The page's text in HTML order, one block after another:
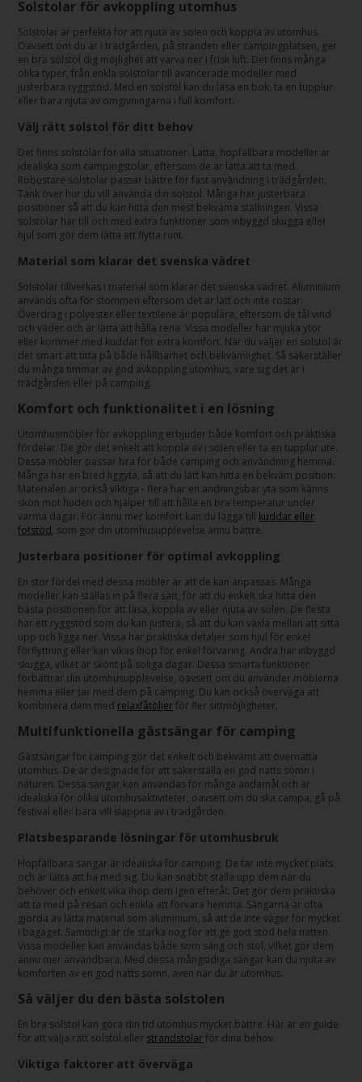
Solstolar för avkoppling utomhus
Solstolar är perfekta för att njuta av solen och koppla av utomhus.
Oavsett om du är i trädgården, på stranden eller campingplatsen, ger
en bra solstol dig möjlighet att varva ner i frisk luft. Det finns många
olika typer, från enkla solstolar till avancerade modeller med
justerbara ryggstöd. Med en solstol kan du läsa en bok, ta en tupplur
eller bara njuta av omgivningarna i full komfort.
Välj rätt solstol för ditt behov
Det finns solstolar för alla situationer. Lätta, hopfällbara modeller är
idealiska som campingstolar, eftersom de är lätta att ta med.
Robustare solstolar passar bättre för fast användning i trädgården.
Tänk över hur du vill använda din solstol. Många har justerbara
positioner så att du kan hitta den mest bekväma ställningen. Vissa
solstolar har till och med extra funktioner som inbyggd skugga eller
hjul som gör dem lätta att flytta runt.
Material som klarar det svenska vädret
Solstolar tillverkas i material som klarar det svenska vädret. Aluminium
används ofta för stommen eftersom det är lätt och inte rostar.
Överdrag i polyester eller textilene är populära, eftersom de tål vind
och väder och är lätta att hålla rena. Vissa modeller har mjuka ytor
eller kommer med kuddar för extra komfort. När du väljer en solstol är
det smart att titta på både hållbarhet och bekvämlighet. Så säkerställer
du många timmar av god avkoppling utomhus, vare sig det är i
trädgården eller på camping.
Komfort och funktionalitet i en lösning
Utomhusmöbler för avkoppling erbjuder både komfort och praktiska
fördelar. De gör det enkelt att koppla av i solen eller ta en tupplur ute.
Dessa möbler passar bra för både camping och användning hemma.
Många har en bred liggyta, så att du lätt kan hitta en bekväm position.
Materialen är också viktiga - flera har en andningsbar yta som känns
skön mot huden och hjälper till att hålla en bra temperatur under
varma dagar. För ännu mer komfort kan du lägga till kuddar eller
fotstöd, som gör din utomhusupplevelse ännu bättre.
Justerbara positioner för optimal avkoppling
En stor fördel med dessa möbler är att de kan anpassas. Många
modeller kan ställas in på flera sätt, för att du enkelt ska hitta den
bästa positionen för att läsa, koppla av eller njuta av solen. De flesta
har ett ryggstöd som du kan justera, så att du kan växla mellan att sitta
upp och ligga ner. Vissa har praktiska detaljer som hjul för enkel
förflyttning eller kan vikas ihop för enkel förvaring. Andra har inbyggd
skugga, vilket är skönt på soliga dagar. Dessa smarta funktioner
förbättrar din utomhusupplevelse, oavsett om du använder möblerna
hemma eller tar med dem på camping. Du kan också överväga att
kombinera dem med relaxfåtöljerför fler sittmöjligheter.
Multifunktionella gästsängar för camping
Gästsängar för camping gör det enkelt och bekvämt att övernatta
utomhus. De är designade för att säkerställa en god natts sömn i
naturen. Dessa sängar kan användas för många ändamål och är
idealiska för olika utomhusaktiviteter, oavsett om du ska campa, gå på
festival eller bara vill slappna av i trädgården.
Platsbesparande lösningar för utomhusbruk
Hopfällbara sängar är idealiska för camping. De tar inte mycket plats
och är lätta att ha med sig. Du kan snabbt ställa upp dem när du
behöver och enkelt vika ihop dem igen efteråt. Det gör dem praktiska
att ta med på resan och enkla att förvara hemma. Sängarna är ofta
gjorda av lätta material som aluminium, så att de inte väger för mycket
i bagaget. Samtidigt är de starka nog för att ge gott stöd hela natten.
Vissa modeller kan användas både som säng och stol, vilket gör dem
ännu mer användbara. Med dessa mångsidiga sängar kan du njuta av
komforten av en god natts sömn, även när du är utomhus.
Så väljer du den bästa solstolen
En bra solstol kan göra din tid utomhus mycket bättre. Här är en guide
för att välja rätt solstol eller strandstolarför dina behov.
Viktiga faktorer att överväga